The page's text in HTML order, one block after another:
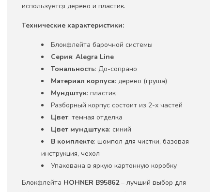
используется дерево и пластик.
Технические характеристики:
Блокфлейта барочной системы
Серия: Alegra Line
Тональность: До-сопрано
Материал корпуса: дерево (груша)
Мундштук: пластик
Разборный корпус состоит из 2-х частей
Цвет: темная отделка
Цвет мундштука: синий
В комплекте: шомпол для чистки, базовая
инструкция, чехол
Упакована в яркую картонную коробку
Блокфлейта HOHNER B95862– лучший выбор для